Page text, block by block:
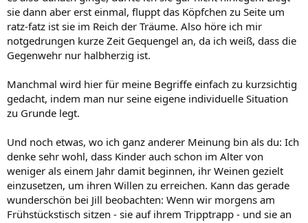
ihrer tagesform ab.
ich denke, man sollte sich einfach auf das gefühl verlassen, es weist
einem meist den richtigen weg. wenn das gefühl sagt "nimm sie
hoch, tröste sie" dann wird das richtig sein. wenn das gefühl sagt
wird das auch richtig sein. und es wird besser wirken, als wenn man
versucht, sich zu verstellen, weil es irghendwo steht, man aber
selbst nicht das tut, was man eigentlich tun würde. auch das spührt
das kind!
sie dann aber erst einmal, fluppt das Köpfchen zu Seite um
ratz-fatz ist sie im Reich der Träume. Also höre ich mir
notgedrungen kurze Zeit Gequengel an, da ich weiß, dass die
Gegenwehr nur halbherzig ist.
Manchmal wird hier für meine Begriffe einfach zu kurzsichtig
gedacht, indem man nur seine eigene individuelle Situation
zu Grunde legt.
Und noch etwas, wo ich ganz anderer Meinung bin als du: Ich
denke sehr wohl, dass Kinder auch schon im Alter von
weniger als einem Jahr damit beginnen, ihr Weinen gezielt
einzusetzen, um ihren Willen zu erreichen. Kann das gerade
wunderschön bei Jill beobachten: Wenn wir morgens am
Frühstückstisch sitzen - sie auf ihrem Tripptrapp - und sie an